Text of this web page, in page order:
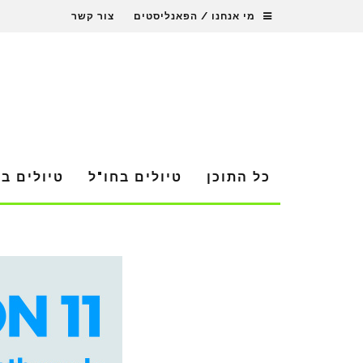
מי אנחנו / הפאנליסטים צור קשר
כל התוכן טיולים בחו"ל טיולים